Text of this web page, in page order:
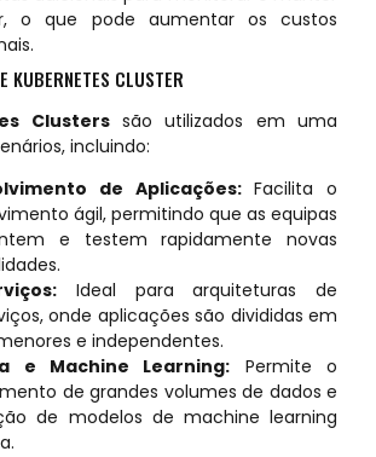
o que pode aumentar os custos
KUBERNETES CLUSTER
Clusterssão utilizados em uma
incluindo:
de Aplicações:Facilita o
ágil, permitindo que as equipas
e testem rapidamente novas
Ideal para arquiteturas de
onde aplicações são divididas em
e independentes.
e Machine Learning: Permite o
de grandes volumes de dados e
de modelos de machine learning